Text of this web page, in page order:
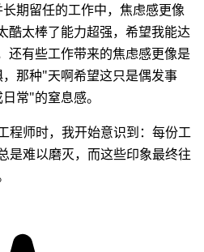
期留任的工作中，焦虑感更像
酷太棒了能力超强，希望我能达
还有些工作带来的焦虑感更像是
那种"天啊希望这只是偶发事
常"的窒息感。
程师时，我开始意识到：每份工
是难以磨灭，而这些印象最终往